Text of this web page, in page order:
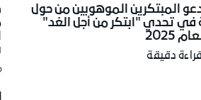
المبتكرين الموهوبين من حول
في تحدي "ابتكر من أجل الغد"
2025
قراءة دقيقة